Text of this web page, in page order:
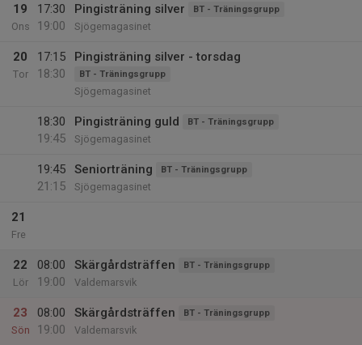
19
Ons
17:30
19:00
Pingisträning silver BT - Träningsgrupp
Sjögemagasinet
20
Tor
17:15
18:30
Pingisträning silver - torsdag
BT - Träningsgrupp
Sjögemagasinet
18:30
19:45
Pingisträning guld BT - Träningsgrupp
Sjögemagasinet
19:45
21:15
Seniorträning BT - Träningsgrupp
Sjögemagasinet
21
Fre
22
Lör
08:00
19:00
Skärgårdsträffen BT - Träningsgrupp
Valdemarsvik
23
Sön
08:00
19:00
Skärgårdsträffen BT - Träningsgrupp
Valdemarsvik